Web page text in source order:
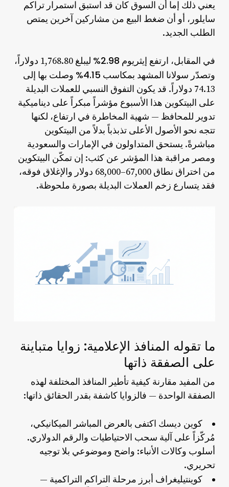
يعني ذلك إما أن السوق كان قد استبق استمرار تراكم
سايلور، أو أن ضغط البيع من مشاركين آخرين يمتص
الطلب الجديد.
في المقابل، ارتفع إيثريوم 2.98%
ليبلغ 1,768.80 دولاراً،
وتصدّر سولانا المشهد بمكاسب 4.15%
وصلت بها إلى
74.13 دولاراً. قد يكون التفوق النسبي للعملات البديلة
على البيتكوين هذا الأسبوع مؤشراً مبكراً على ديناميكية
تدوير للمحافظ — شهية المخاطرة في ارتفاع، لكنها
تتجه نحو الأصول الأعلى تذبذباً بدلاً من البيتكوين
مباشرةً. يستحق المتداولون في الإمارات والسعودية
ومصر مراقبة هذا المؤشر عن كثب: إن تمكّن البيتكوين
من اختراق نطاق 67,000–68,000 دولار والإغلاق فوقه،
فقد يتسارع زخم العملات البديلة بصورة ملحوظة.
ما تقوله المنافذ الإعلامية: زوايا متباينة
على الصفقة ذاتها
من المفيد مقارنة كيفية تأطير المنافذ المختلفة لهذه
الصفقة الواحدة — فالزوايا كاشفة بقدر الحقائق ذاتها:
كوين ديسك اكتفى بالعرض المباشر الميكانيكي،
مُركّزاً على آلية سحب الاحتياطيات والرقم الدولاري.
أسلوب وكالات الأنباء: واضح وموضوعي بلا توجيه
تحريري.
كوينتيليغراف أبرز مرحلة التراكم التراكمية —